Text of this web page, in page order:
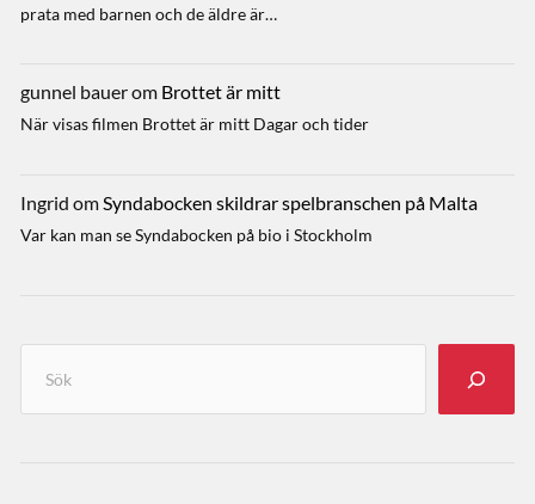
prata med barnen och de äldre är…
gunnel bauerom Brottet är mitt
När visas filmen Brottet är mitt Dagar och tider
Ingrid omSyndabocken skildrar spelbranschen på Malta
Var kan man se Syndabocken på bio i Stockholm